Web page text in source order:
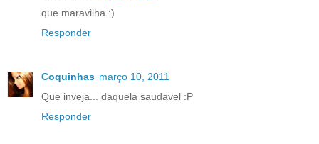
que maravilha :)
Responder
Coquinhas março 10, 2011
Que inveja... daquela saudavel :P
Responder